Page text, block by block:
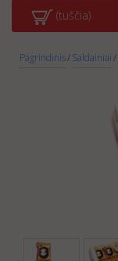
(tuščia)
Pagrindinis/Saldainiai/